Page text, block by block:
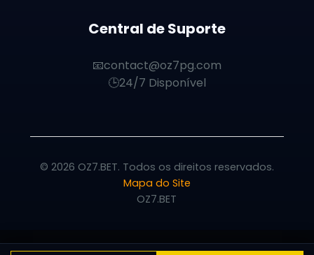
Central de Suporte
📧contact@oz7pg.com
🕒24/7 Disponível
© 2026 OZ7.BET. Todos os direitos reservados.
Mapa do Site
OZ7.BET